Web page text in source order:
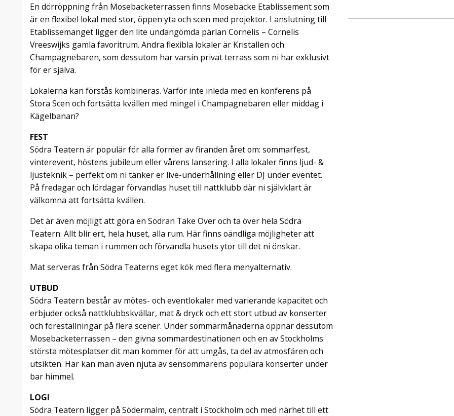
En dörröppning från Mosebacketerrassen finns Mosebacke Etablissement som
är en flexibel lokal med stor, öppen yta och scen med projektor. I anslutning till
Etablissemanget ligger den lite undangömda pärlan Cornelis – Cornelis
Vreeswijks gamla favoritrum. Andra flexibla lokaler är Kristallen och
Champagnebaren, som dessutom har varsin privat terrass som ni har exklusivt
för er själva.
Lokalerna kan förstås kombineras. Varför inte inleda med en konferens på
Stora Scen och fortsätta kvällen med mingel i Champagnebaren eller middag i
Kägelbanan?
FEST
Södra Teatern är populär för alla former av firanden året om: sommarfest,
vinterevent, höstens jubileum eller vårens lansering. I alla lokaler finns ljud- &
ljusteknik – perfekt om ni tänker er live-underhållning eller DJ under eventet.
På fredagar och lördagar förvandlas huset till nattklubb där ni självklart är
välkomna att fortsätta kvällen.
Det är även möjligt att göra en Södran Take Over och ta över hela Södra
Teatern. Allt blir ert, hela huset, alla rum. Här finns oändliga möjligheter att
skapa olika teman i rummen och förvandla husets ytor till det ni önskar.
Mat serveras från Södra Teaterns eget kök med flera menyalternativ.
UTBUD
Södra Teatern består av mötes- och eventlokaler med varierande kapacitet och
erbjuder också nattklubbskvällar, mat & dryck och ett stort utbud av konserter
och föreställningar på flera scener. Under sommarmånaderna öppnar dessutom
Mosebacketerrassen – den givna sommardestinationen och en av Stockholms
största mötesplatser dit man kommer för att umgås, ta del av atmosfären och
utsikten. Här kan man även njuta av sensommarens populära konserter under
bar himmel.
LOGI
Södra Teatern ligger på Södermalm, centralt i Stockholm och med närhet till ett